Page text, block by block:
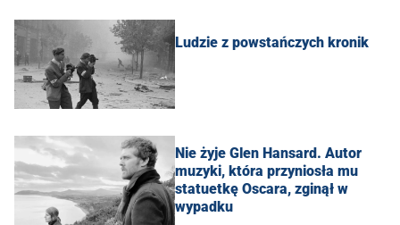
Ludzie z powstańczych kronik
Nie żyje Glen Hansard. Autor
muzyki, która przyniosła mu
statuetkę Oscara, zginął w
wypadku